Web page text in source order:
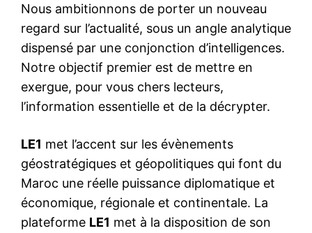
Nous ambitionnons de porter un nouveau
regard sur l’actualité, sous un angle analytique
dispensé par une conjonction d’intelligences.
Notre objectif premier est de mettre en
exergue, pour vous chers lecteurs,
l’information essentielle et de la décrypter.
LE1 met l’accent sur les évènements
géostratégiques et géopolitiques qui font du
Maroc une réelle puissance diplomatique et
économique, régionale et continentale. La
plateforme LE1 met à la disposition de son